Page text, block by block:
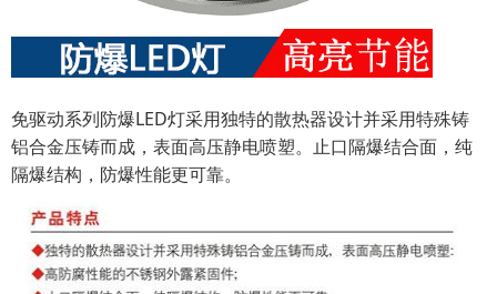
免驱动系列防爆LED灯采用独特的散热器设计并采用特殊铸
铝合金压铸而成，表面高压静电喷塑。止口隔爆结合面，纯
隔爆结构，防爆性能更可靠。